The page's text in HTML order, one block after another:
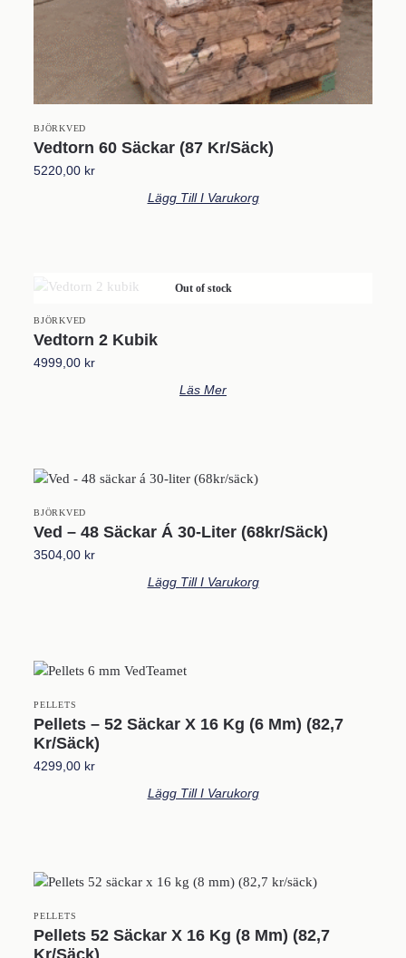
BJÖRKVED
Vedtorn 60 Säckar (87 Kr/säck)
5220,00 kr
Lägg Till I Varukorg
Out of stock
BJÖRKVED
Vedtorn 2 Kubik
4999,00 kr
Läs Mer
BJÖRKVED
Ved – 48 Säckar Á 30-Liter (68kr/säck)
3504,00 kr
Lägg Till I Varukorg
PELLETS
Pellets – 52 Säckar X 16 Kg (6 Mm) (82,7
Kr/säck)
4299,00 kr
Lägg Till I Varukorg
PELLETS
Pellets 52 Säckar X 16 Kg (8 Mm) (82,7